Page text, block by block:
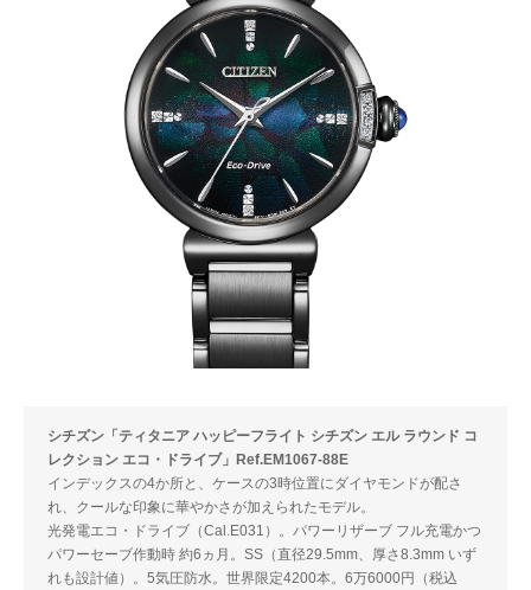
シチズン「ティタニア ハッピーフライト シチズン エル ラウンド コ
レクション エコ・ドライブ」Ref.EM1067-88E
インデックスの4か所と、ケースの3時位置にダイヤモンドが配さ
れ、クールな印象に華やかさが加えられたモデル。
光発電エコ・ドライブ（Cal.E031）。パワーリザーブ フル充電かつ
パワーセーブ作動時 約6ヵ月。SS（直径29.5mm、厚さ8.3mm いず
れも設計値）。5気圧防水。世界限定4200本。6万6000円（税込